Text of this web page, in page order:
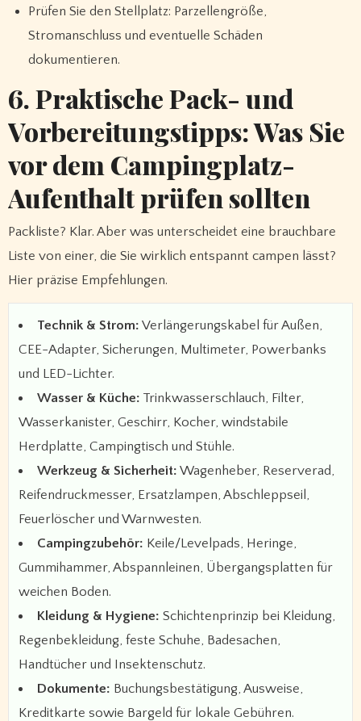
Prüfen Sie den Stellplatz: Parzellengröße,
Stromanschluss und eventuelle Schäden
dokumentieren.
6. Praktische Pack- und
Vorbereitungstipps: Was Sie
vor dem Campingplatz-
Aufenthalt prüfen sollten
Packliste? Klar. Aber was unterscheidet eine brauchbare
Liste von einer, die Sie wirklich entspannt campen lässt?
Hier präzise Empfehlungen.
Technik & Strom: Verlängerungskabel für Außen,
CEE-Adapter, Sicherungen, Multimeter, Powerbanks
und LED-Lichter.
Wasser & Küche: Trinkwasserschlauch, Filter,
Wasserkanister, Geschirr, Kocher, windstabile
Herdplatte, Campingtisch und Stühle.
Werkzeug & Sicherheit: Wagenheber, Reserverad,
Reifendruckmesser, Ersatzlampen, Abschleppseil,
Feuerlöscher und Warnwesten.
Campingzubehör: Keile/Levelpads, Heringe,
Gummihammer, Abspannleinen, Übergangsplatten für
weichen Boden.
Kleidung & Hygiene: Schichtenprinzip bei Kleidung,
Regenbekleidung, feste Schuhe, Badesachen,
Handtücher und Insektenschutz.
Dokumente: Buchungsbestätigung, Ausweise,
Kreditkarte sowie Bargeld für lokale Gebühren.